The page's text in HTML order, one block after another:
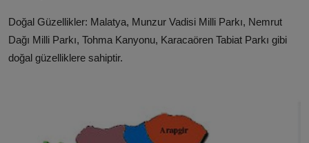
Doğal Güzellikler: Malatya, Munzur Vadisi Milli Parkı, Nemrut
Dağı Milli Parkı, Tohma Kanyonu, Karacaören Tabiat Parkı gibi
doğal güzelliklere sahiptir.